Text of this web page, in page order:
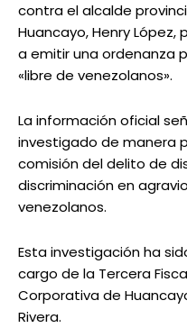
contra el alcalde
Huancayo, Henry
a emitir una ordenanza
«libre de venezolanos».
La información oficial
investigado de manera
comisión del delito de
discriminación en
venezolanos.
Esta investigación ha
cargo de la Tercera
Corporativa de
Rivera.